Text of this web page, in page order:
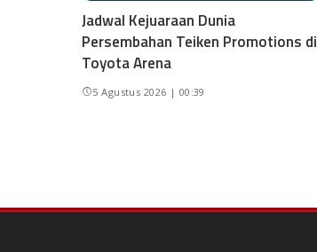
Jadwal Kejuaraan Dunia
Persembahan Teiken Promotions di
Toyota Arena
5 Agustus 2026 | 00:39